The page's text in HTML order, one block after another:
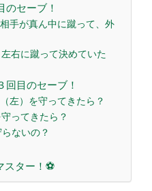
セーブ！
手が真ん中に蹴って、外
右に蹴って決めていた
目のセーブ！
左）を守ってきたら？
ってきたら？
ないの？
ター！⚽